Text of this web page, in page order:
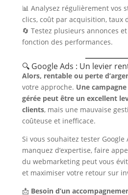
📊 Analysez régulièrement vos
clics, coût par acquisition, taux
🔄 Testez plusieurs annonces
fonction des performances.
🔍 Google Ads : Un levier
Alors, rentable ou perte
votre approche. Une
gérée peut être un excellent
clients, mais une mauvaise
coûteuse et inefficace.
Si vous souhaitez tester Google
manquez d’expertise, faire
du webmarketing peut vous
et maximiser votre retour sur
📩 Besoin d’un